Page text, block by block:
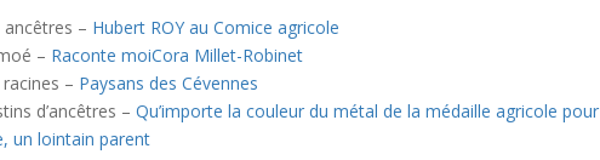
– Hubert ROY au Comice agricole
– Raconte moiCora Millet-Robinet
– Paysans des Cévennes
d’ancêtres – Qu’importe la couleur du métal de la médaille agricole pour
un lointain parent